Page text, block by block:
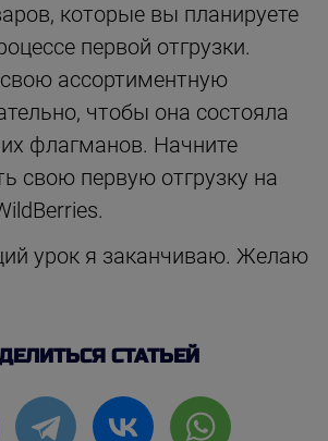
которые вы планируете
первой отгрузки.
ассортиментную
чтобы она состояла
флагманов. Начните
свою первую отгрузку на
урок я заканчиваю. Желаю
СТАТЬЕЙ